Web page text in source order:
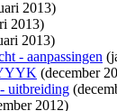
2013)
2013)
2013)
- aanpassingen
(december
uitbreiding
2012)